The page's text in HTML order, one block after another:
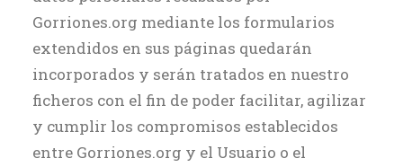
Gorriones.org mediante los formularios
extendidos en sus páginas quedarán
incorporados y serán tratados en nuestro
ficheros con el fin de poder facilitar, agilizar
y cumplir los compromisos establecidos
entre Gorriones.org y el Usuario o el